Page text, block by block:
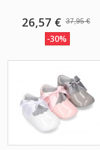
26,57 € 37,95 €
-30%